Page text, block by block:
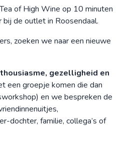
of High Wine op 10 minuten
de outlet in Roosendaal.
zoeken we naar een nieuwe
gezelligheid en
een groepje komen die dan
en we bespreken de
dochter, familie, collega’s of